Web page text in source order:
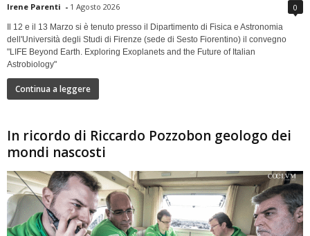
Irene Parenti - 1 Agosto 2026 0
Il 12 e il 13 Marzo si è tenuto presso il Dipartimento di Fisica e Astronomia
dell'Università degli Studi di Firenze (sede di Sesto Fiorentino) il convegno
"LIFE Beyond Earth. Exploring Exoplanets and the Future of Italian
Astrobiology"
Continua a leggere
In ricordo di Riccardo Pozzobon geologo dei
mondi nascosti